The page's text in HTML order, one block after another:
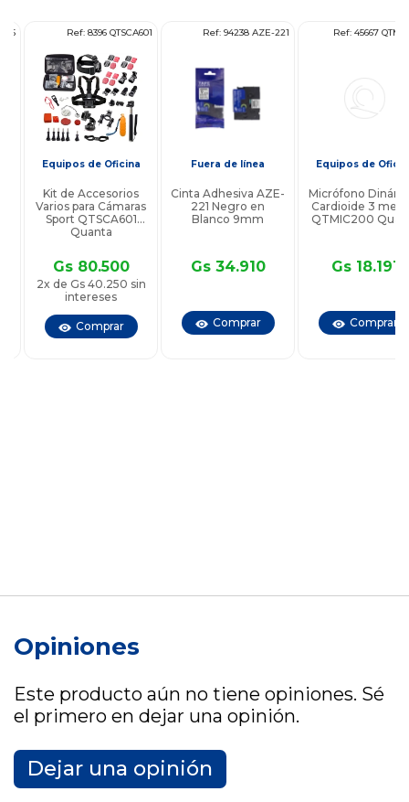
Ref: 8396 QTSCA601
Equipos de Oficina
Kit de Accesorios
Varios para Cámaras
Sport QTSCA601
Quanta
Gs 80.500
2x de Gs 40.250 sin
intereses
Comprar
Ref: 94238 AZE-221
Fuera de línea
Cinta Adhesiva AZE-
221 Negro en
Blanco 9mm
Gs 34.910
Comprar
Ref: 45667
Equipos de Oficina
Micrófono
Cardioide 3 metros
QTMIC200 Quanta
Gs 18.191
Comprar
Opiniones
Este producto aún no tiene opiniones. Sé
el primero en dejar una opinión.
Dejar una opinión